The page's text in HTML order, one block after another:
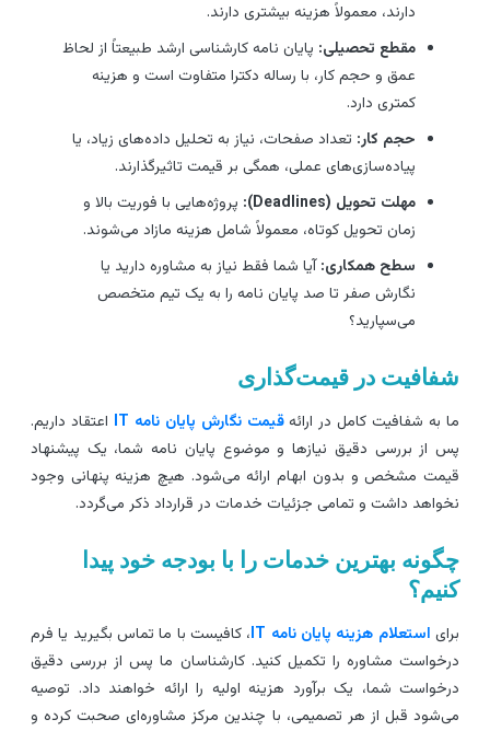
دارند، معمولاً هزینه بیشتری دارند.
مقطع تحصیلی:پایان نامه کارشناسی ارشد طبیعتاً از لحاظ
عمق و حجم کار، با رساله دکترا متفاوت است و هزینه
کمتری دارد.
حجم کار:تعداد صفحات، نیاز به تحلیل داده‌های زیاد، یا
پیاده‌سازی‌های عملی، همگی بر قیمت تاثیرگذارند.
مهلت تحویل (Deadlines):
پروژه‌هایی با فوریت بالا و
زمان تحویل کوتاه، معمولاً شامل هزینه مازاد می‌شوند.
سطح همکاری:آیا شما فقط نیاز به مشاوره دارید یا
نگارش صفر تا صد پایان نامه را به یک تیم متخصص
می‌سپارید؟
در قیمت‌گذاری
به شفافیت کامل در ارائهقیمت نگارش پایان نامه IT
اعتقاد داریم.
از بررسی دقیق نیازها و موضوع پایان نامه شما، یک پیشنهاد
مشخص و بدون ابهام ارائه می‌شود. هیچ هزینه پنهانی وجود
داشت و تمامی جزئیات خدمات در قرارداد ذکر می‌گردد.
بهترین خدمات را با بودجه خود پیدا
استعلام هزینه پایان نامه IT
، کافیست با ما تماس بگیرید یا فرم
مشاوره را تکمیل کنید. کارشناسان ما پس از بررسی دقیق
شما، یک برآورد هزینه اولیه را ارائه خواهند داد. توصیه
قبل از هر تصمیمی، با چندین مرکز مشاوره‌ای صحبت کرده و